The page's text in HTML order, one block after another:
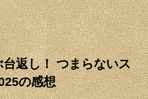
返し！ つまらないス
の感想